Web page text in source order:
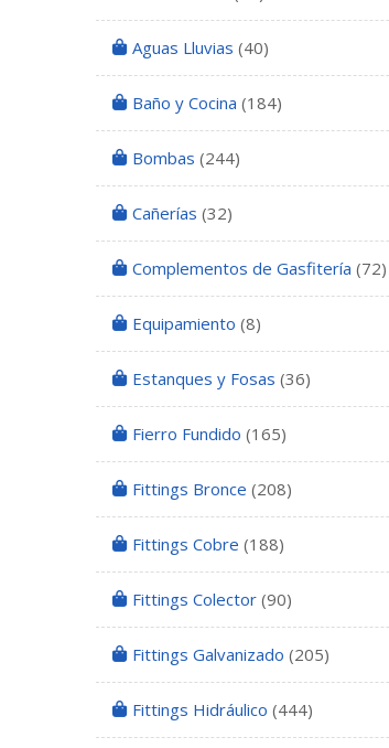
Aguas Lluvias (40)
Baño y Cocina (184)
Bombas (244)
Cañerías (32)
Complementos de Gasfitería (72)
Equipamiento (8)
Estanques y Fosas (36)
Fierro Fundido (165)
Fittings Bronce (208)
Fittings Cobre (188)
Fittings Colector (90)
Fittings Galvanizado (205)
Fittings Hidráulico (444)